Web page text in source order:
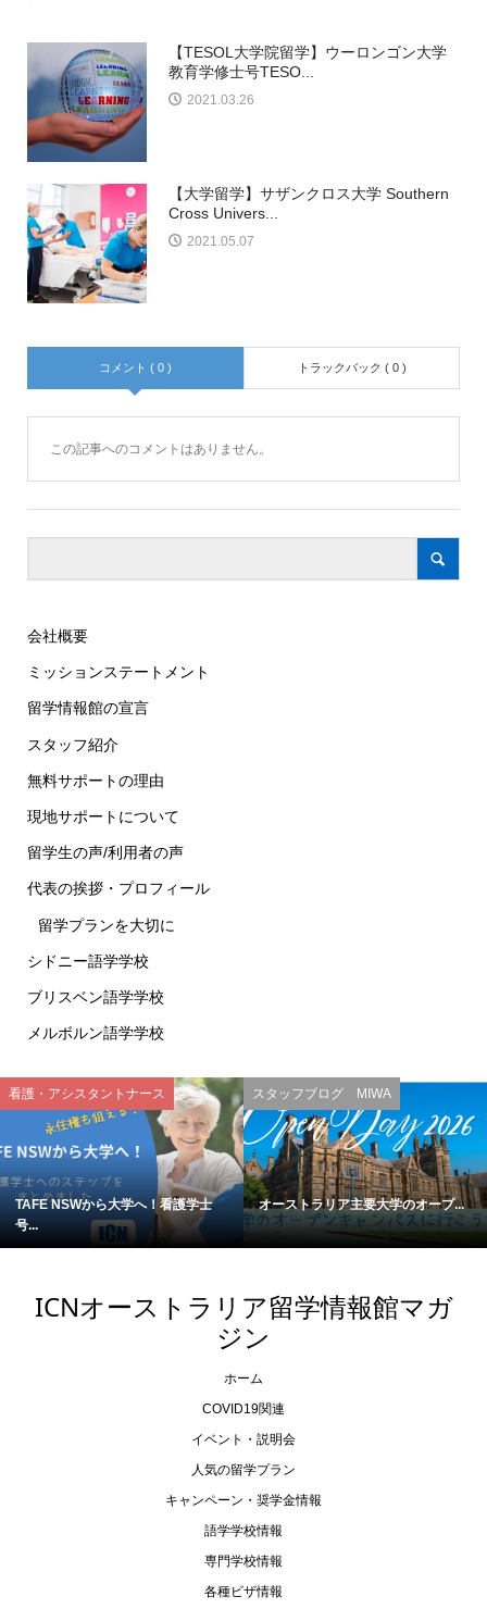
【TESOL大学院留学】ウーロンゴン大学
教育学修士号TESO...
2021.03.26
【大学留学】サザンクロス大学 Southern
Cross Univers...
2021.05.07
コメント ( 0 ) トラックバック ( 0 )
この記事へのコメントはありません。
会社概要
ミッションステートメント
留学情報館の宣言
スタッフ紹介
無料サポートの理由
現地サポートについて
留学生の声/利用者の声
代表の挨拶・プロフィール
留学プランを大切に
シドニー語学学校
ブリスベン語学学校
メルボルン語学学校
看護・アシスタントナース
TAFE NSWから大学へ！看護学士
号...
スタッフブログ MIWA
オーストラリア主要大学のオープ...
ICNオーストラリア留学情報館マガ
ジン
ホーム
COVID19関連
イベント・説明会
人気の留学プラン
キャンペーン・奨学金情報
語学学校情報
専門学校情報
各種ビザ情報